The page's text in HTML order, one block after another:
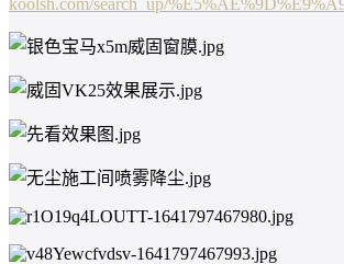
koolsh.com/search_up/